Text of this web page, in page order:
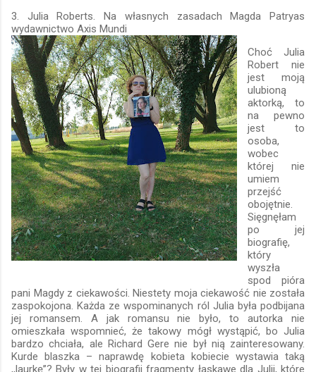
3. Julia Roberts. Na własnych zasadach Magda Patryas
wydawnictwo Axis Mundi
Choć Julia
Robert nie
jest moją
ulubioną
aktorką, to
na pewno
jest to
osoba,
wobec
której nie
umiem
przejść
obojętnie.
Sięgnęłam
po jej
biografię,
który
wyszła
spod pióra
pani Magdy z ciekawości. Niestety moja ciekawość nie została
zaspokojona. Każda ze wspominanych ról Julia była podbijana
jej romansem. A jak romansu nie było, to autorka nie
omieszkała wspomnieć, że takowy mógł wystąpić, bo Julia
bardzo chciała, ale Richard Gere nie był nią zainteresowany.
Kurde blaszka – naprawdę kobieta kobiecie wystawia taką
,,laurkę’’? Były w tej biografii fragmenty łaskawe dla Julii, które